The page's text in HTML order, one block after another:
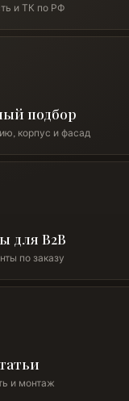
и ТК по РФ
подбор
корпус и фасад
для B2B
по заказу
и монтаж